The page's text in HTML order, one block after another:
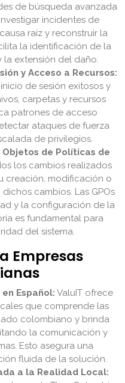
de búsqueda avanzada
incidentes de
raíz y reconstruir la
la identificación de la
la extensión del daño.
y Acceso a Recursos:
de sesión exitosos y
carpetas y recursos
patrones de acceso
ataques de fuerza
de privilegios.
de Políticas de
los cambios realizados
creación, modificación o
cambios. Las GPOs
y la configuración de la
es fundamental para
del sistema.
Empresas
Español: ValuIT ofrece
que comprende las
colombiano y brinda
la comunicación y
Esto asegura una
fluida de la solución.
a la Realidad Local: